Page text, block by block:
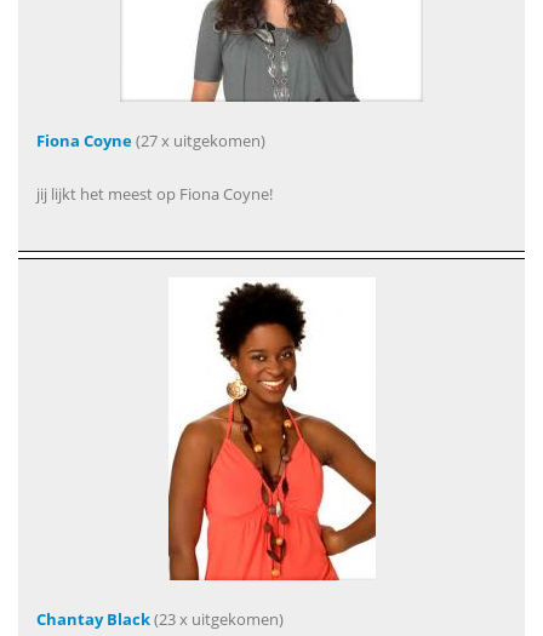
Fiona Coyne(27 x uitgekomen)
jij lijkt het meest op Fiona Coyne!
Chantay Black(23 x uitgekomen)